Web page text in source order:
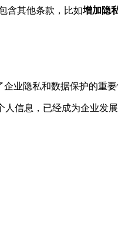
含其他条款，比如增加隐
业隐私和数据保护的重要
信息，已经成为企业发展